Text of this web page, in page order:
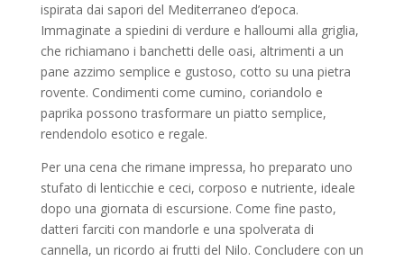
ispirata dai sapori del Mediterraneo d’epoca.
Immaginate a spiedini di verdure e halloumi alla griglia,
che richiamano i banchetti delle oasi, altrimenti a un
pane azzimo semplice e gustoso, cotto su una pietra
rovente. Condimenti come cumino, coriandolo e
paprika possono trasformare un piatto semplice,
rendendolo esotico e regale.
Per una cena che rimane impressa, ho preparato uno
stufato di lenticchie e ceci, corposo e nutriente, ideale
dopo una giornata di escursione. Come fine pasto,
datteri farciti con mandorle e una spolverata di
cannella, un ricordo ai frutti del Nilo. Concludere con un